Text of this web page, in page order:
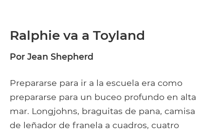
Ralphie va a Toyland
Por Jean Shepherd
Prepararse para ir a la escuela era como
prepararse para un buceo profundo en alta
mar. Longjohns, braguitas de pana, camisa
de leñador de franela a cuadros, cuatro